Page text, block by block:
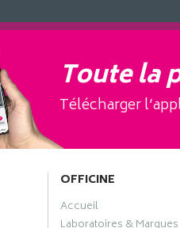
Toute la
Télécharger
OFFICINE
Accueil